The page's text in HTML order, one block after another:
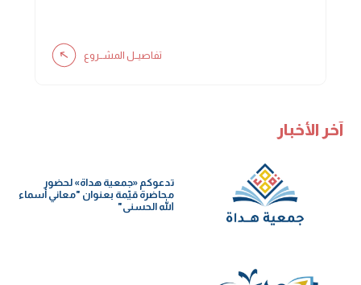
تفاصيــل المشــروع
آخر الأخبار
تدعوكم «جمعية هداة» لحضور
محاضرة قيّمة بعنوان "معاني أسماء
الله الحسنى"